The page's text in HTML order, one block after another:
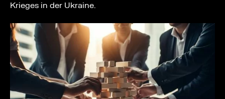
Krieges in der Ukraine.